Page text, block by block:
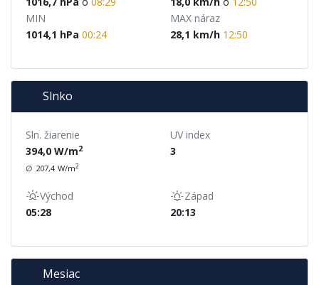
MIN
1014,1 hPa 00:24
MAX náraz
28,1 km/h 12:50
Slnko
Sln. žiarenie
394,0 W/m2
∅ 207,4 W/m2
UV index
3
Východ
05:28
Západ
20:13
Mesiac